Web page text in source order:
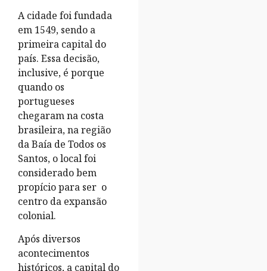
A cidade foi fundada
em 1549, sendo a
primeira capital do
país. Essa decisão,
inclusive, é porque
quando os
portugueses
chegaram na costa
brasileira, na região
da Baía de Todos os
Santos, o local foi
considerado bem
propício para ser o
centro da expansão
colonial.
Após diversos
acontecimentos
históricos, a capital do